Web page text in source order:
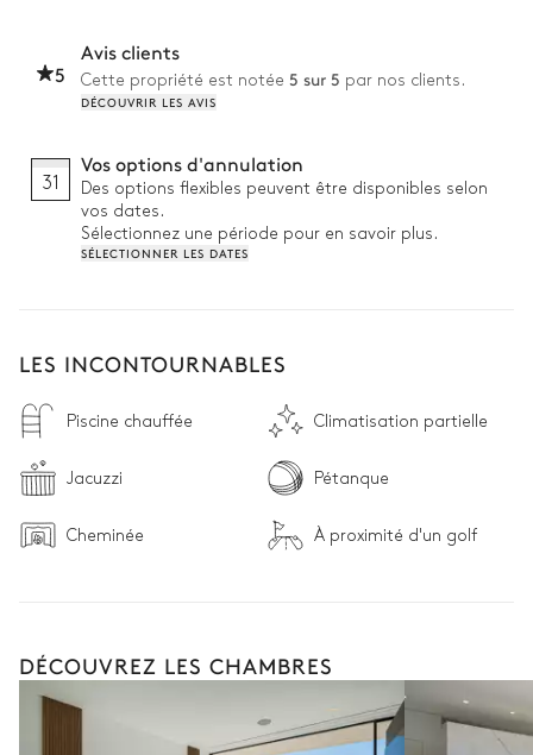
5
Avis clients
Cette propriété est notée 5 sur 5 par nos clients.
DÉCOUVRIR LES AVIS
31
Vos options d'annulation
Des options flexibles peuvent être disponibles selon
vos dates.
Sélectionnez une période pour en savoir plus.
SÉLECTIONNER LES DATES
LES INCONTOURNABLES
Piscine chauffée Climatisation partielle
Jacuzzi Pétanque
Cheminée À proximité d'un golf
DÉCOUVREZ LES CHAMBRES